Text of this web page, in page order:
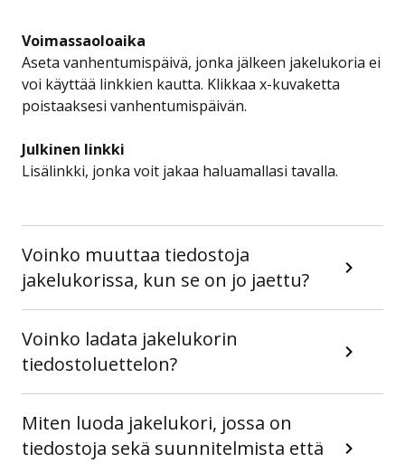
Voimassaoloaika
Aseta vanhentumispäivä, jonka jälkeen jakelukoria ei
voi käyttää linkkien kautta. Klikkaa x-kuvaketta
poistaaksesi vanhentumispäivän.
Julkinen linkki
Lisälinkki, jonka voit jakaa haluamallasi tavalla.
Voinko muuttaa tiedostoja
jakelukorissa, kun se on jo jaettu?
Voinko ladata jakelukorin
tiedostoluettelon?
Miten luoda jakelukori, jossa on
tiedostoja sekä suunnitelmista että